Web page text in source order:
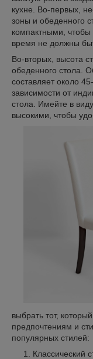
кухне. Во-первых,
зоны и обеденного
компактными,
время не должны
Во-вторых, высота
обеденного стола.
составляет около
зависимости от
стола. Имейте в
высокими, чтобы
выбрать тот,
предпочтениям и
популярных стилей:
Классический